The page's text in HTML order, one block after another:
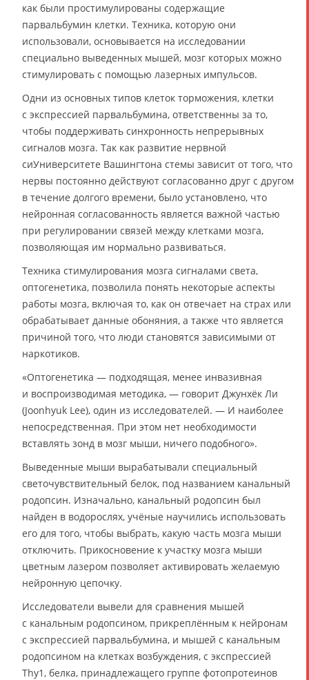
как были простимулированы содержащие
парвальбумин клетки. Техника, которую они
использовали, основывается на исследовании
специально выведенных мышей, мозг которых можно
стимулировать с помощью лазерных импульсов.
Одни из основных типов клеток торможения, клетки
с экспрессией парвальбумина, ответственны за то,
чтобы поддерживать синхронность непрерывных
сигналов мозга. Так как развитие нервной
сиУниверситете Вашингтона стемы зависит от того, что
нервы постоянно действуют согласованно друг с другом
в течение долгого времени, было установлено, что
нейронная согласованность является важной частью
при регулировании связей между клетками мозга,
позволяющая им нормально развиваться.
Техника стимулирования мозга сигналами света,
оптогенетика, позволила понять некоторые аспекты
работы мозга, включая то, как он отвечает на страх или
обрабатывает данные обоняния, а также что является
причиной того, что люди становятся зависимыми от
наркотиков.
«Оптогенетика — подходящая, менее инвазивная
и воспроизводимая методика, — говорит Джунхёк Ли
(Joonhyuk Lee), один из исследователей. — И наиболее
непосредственная. При этом нет необходимости
вставлять зонд в мозг мыши, ничего подобного».
Выведенные мыши вырабатывали специальный
светочувствительный белок, под названием канальный
родопсин. Изначально, канальный родопсин был
найден в водорослях, учёные научились использовать
его для того, чтобы выбрать, какую часть мозга мыши
отключить. Прикосновение к участку мозга мыши
цветным лазером позволяет активировать желаемую
нейронную цепочку.
Исследователи вывели для сравнения мышей
с канальным родопсином, прикреплённым к нейронам
с экспрессией парвальбумина, и мышей с канальным
родопсином на клетках возбуждения, с экспрессией
Thy1, белка, принадлежащего группе фотопротеинов